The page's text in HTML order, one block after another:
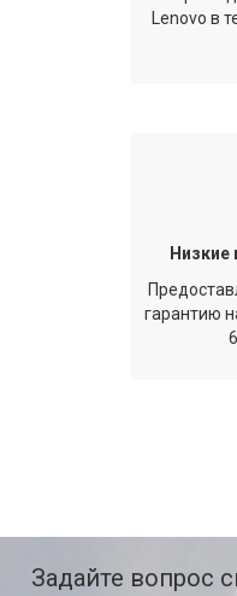
Lenovo в
Низкие
гарантию
Задайте вопрос